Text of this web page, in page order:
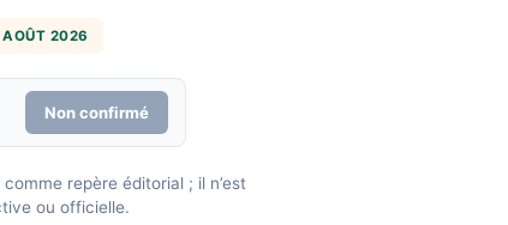
AOÛT 2026
Non confirmé
repère éditorial ; il n’est
ou officielle.